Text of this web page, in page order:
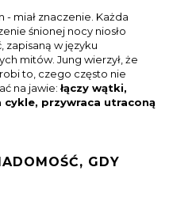
- miał znaczenie. Każda
śnionej nocy niosło
w języku
mitów. Jung wierzył, że
to, czego często nie
na jawie:łączy wątki,
przywraca utraconą
GDY